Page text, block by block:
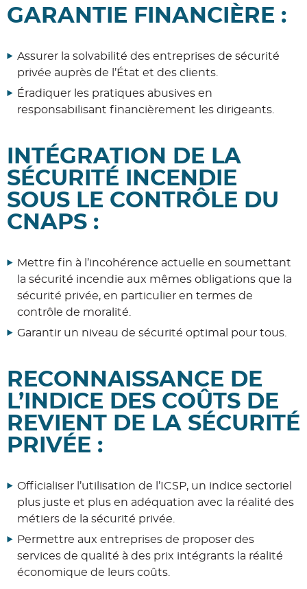
GARANTIE FINANCIÈRE :
Assurer la solvabilité des entreprises de sécurité
privée auprès de l’État et des clients.
Éradiquer les pratiques abusives en
responsabilisant financièrement les dirigeants.
INTÉGRATION DE LA
SÉCURITÉ INCENDIE
SOUS LE CONTRÔLE DU
CNAPS :
Mettre fin à l’incohérence actuelle en soumettant
la sécurité incendie aux mêmes obligations que la
sécurité privée, en particulier en termes de
contrôle de moralité.
Garantir un niveau de sécurité optimal pour tous.
RECONNAISSANCE DE
L’INDICE DES COÛTS DE
REVIENT DE LA SÉCURITÉ
PRIVÉE :
Officialiser l’utilisation de l’ICSP, un indice sectoriel
plus juste et plus en adéquation avec la réalité des
métiers de la sécurité privée.
Permettre aux entreprises de proposer des
services de qualité à des prix intégrants la réalité
économique de leurs coûts.